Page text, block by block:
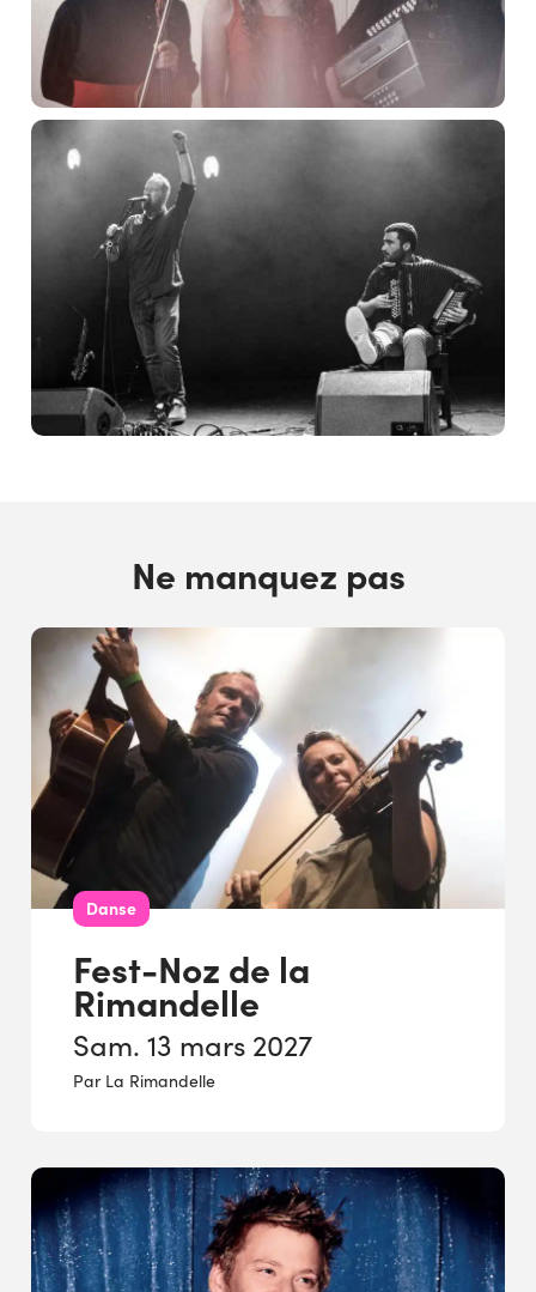
Ne manquez pas
Danse
Fest-Noz de la
Rimandelle
Sam. 13 mars 2027
Par La Rimandelle